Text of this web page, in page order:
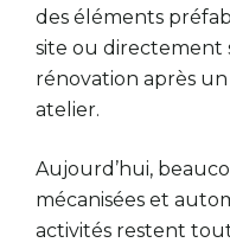
des éléments
site ou directement
rénovation après
atelier.
Aujourd’hui,
mécanisées et
activités restent